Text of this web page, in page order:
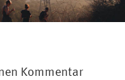
Kommentar